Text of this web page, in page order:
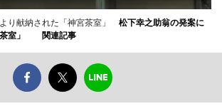
り献納された「神宮茶室」 松下幸之助翁の発案に
室」
関連記事